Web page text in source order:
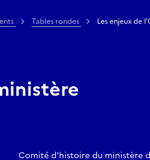
Tables rondes Les enjeux de
Comité d'histoire du ministère